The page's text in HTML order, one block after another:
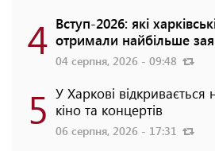
4 Вступ-2026: які
отримали найбільше заяв
04 серпня, 2026 - 09:48
5 У Харкові відкривається
кіно та концертів
06 серпня, 2026 - 17:31